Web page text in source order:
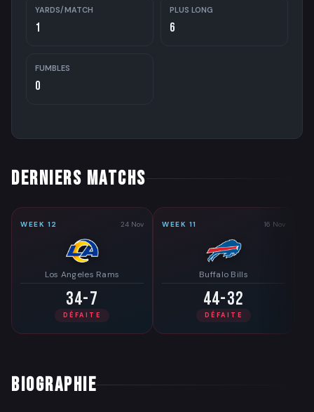
YARDS/MATCH
1
PLUS LONG
6
FUMBLES
0
DERNIERS MATCHS
WEEK 12 24 Nov
Los Angeles Rams
34-7
DÉFAITE
WEEK 11 16 Nov
Buffalo Bills
44-32
DÉFAITE
BIOGRAPHIE